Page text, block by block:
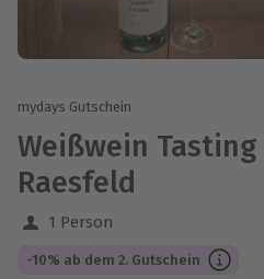
mydays Gutschein
Weißwein Tasting
Raesfeld
1 Person
-10% ab dem 2. Gutschein